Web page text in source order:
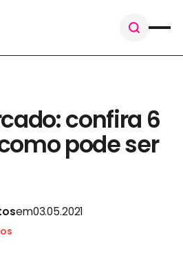
confira 6
pode ser
em03.05.2021